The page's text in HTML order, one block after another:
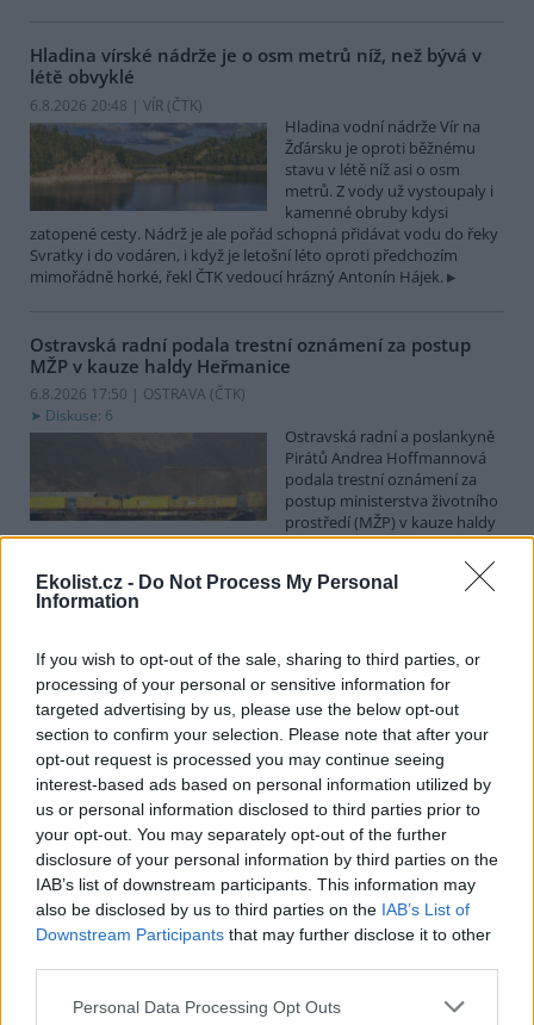
Ekolist.cz - Do Not Process My Personal
Information
If you wish to opt-out of the sale, sharing to third parties, or
processing of your personal or sensitive information for
targeted advertising by us, please use the below opt-out
section to confirm your selection. Please note that after your
opt-out request is processed you may continue seeing
interest-based ads based on personal information utilized by
us or personal information disclosed to third parties prior to
your opt-out. You may separately opt-out of the further
disclosure of your personal information by third parties on the
IAB’s list of downstream participants. This information may
also be disclosed by us to third parties on the IAB’s List of
Downstream Participants that may further disclose it to other
Personal Data Processing Opt Outs
Hladina vírské nádrže je o osm metrů níž, než bývá v
létě obvyklé
6.8.2026 20:48 | VÍR (ČTK)
Hladina vodní nádrže Vír na
Žďársku je oproti běžnému
stavu v létě níž asi o osm
metrů. Z vody už vystoupaly i
kamenné obruby kdysi
zatopené cesty. Nádrž je ale pořád schopná přidávat vodu do řeky
Svratky i do vodáren, i když je letošní léto oproti předchozím
mimořádně horké, řekl ČTK vedoucí hrázný Antonín Hájek.
Ostravská radní podala trestní oznámení za postup
MŽP v kauze haldy Heřmanice
6.8.2026 17:50 | OSTRAVA (ČTK)
Diskuse: 6
Ostravská radní a poslankyně
Pirátů Andrea Hoffmannová
podala trestní oznámení za
postup ministerstva životního
prostředí (MŽP) v kauze haldy
Heřmanice. Vyplývá to ze zprávy, kterou ČTK poskytla Česká
pirátská strana. Požaduje, aby policie prověřila okolnosti odebrání
případu České inspekci životního prostředí (ČIŽP) a zastavení řízení.
Hoffmannová ČTK sdělila, že trestní oznámení podala proti dosud
dalším osobám, jejichž účast na popsaném postupu může být
zjištěna prověřováním. Stanovisko MŽP a ČIŽP ČTK shání.
Ředitelé odborů i mluvčí se z ČIŽP rozhodli odejít z
vlastní vůle, řekl Straka
6.8.2026 15:22 (ČTK)
Diskuse: 1
Ředitel odboru vnitřních
služeb Matěj Mrlina, vedoucí
služebního úřadu Oldřich
Jarolím a tisková mluvčí Miriam
Loužecká končí na České
inspekci životního prostředí (ČIŽP) z vlastní iniciativy. Na dotaz ČTK
Podle něj tak končí dva z pěti ředitelů odborů na ČIŽP.